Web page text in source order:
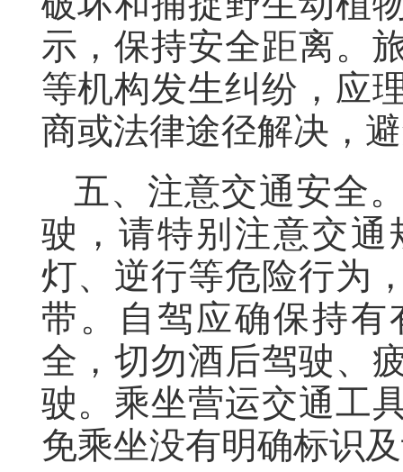
示，保持安全距离。
等机构发生纠纷，应
商或法律途径解决，
五、注意交通安全
驶，请特别注意交
灯、逆行等危险行为
带。自驾应确保持
全，切勿酒后驾驶、
驶。乘坐营运交通工
免乘坐没有明确标识